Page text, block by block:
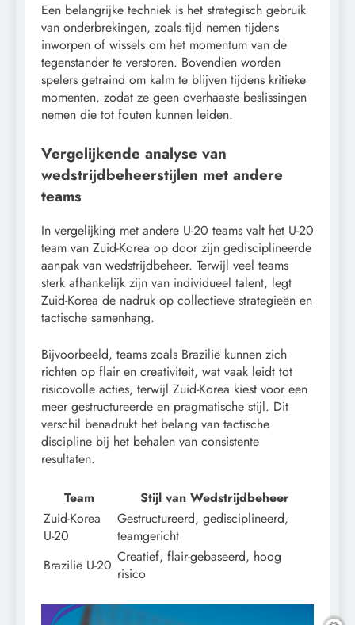
Een belangrijke techniek is het strategisch gebruik
van onderbrekingen, zoals tijd nemen tijdens
inworpen of wissels om het momentum van de
tegenstander te verstoren. Bovendien worden
spelers getraind om kalm te blijven tijdens kritieke
momenten, zodat ze geen overhaaste beslissingen
nemen die tot fouten kunnen leiden.
Vergelijkende analyse van
wedstrijdbeheerstijlen met andere
teams
In vergelijking met andere U-20 teams valt het U-20
team van Zuid-Korea op door zijn gedisciplineerde
aanpak van wedstrijdbeheer. Terwijl veel teams
sterk afhankelijk zijn van individueel talent, legt
Zuid-Korea de nadruk op collectieve strategieën en
tactische samenhang.
Bijvoorbeeld, teams zoals Brazilië kunnen zich
richten op flair en creativiteit, wat vaak leidt tot
risicovolle acties, terwijl Zuid-Korea kiest voor een
meer gestructureerde en pragmatische stijl. Dit
verschil benadrukt het belang van tactische
discipline bij het behalen van consistente
resultaten.
Team
Stijl van Wedstrijdbeheer
Zuid-Korea
U-20
Gestructureerd, gedisciplineerd,
teamgericht
Brazilië U-20 Creatief, flair-gebaseerd, hoog
risico